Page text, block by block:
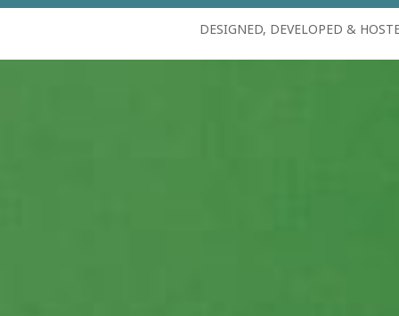
DESIGNED, DEVELOPED &